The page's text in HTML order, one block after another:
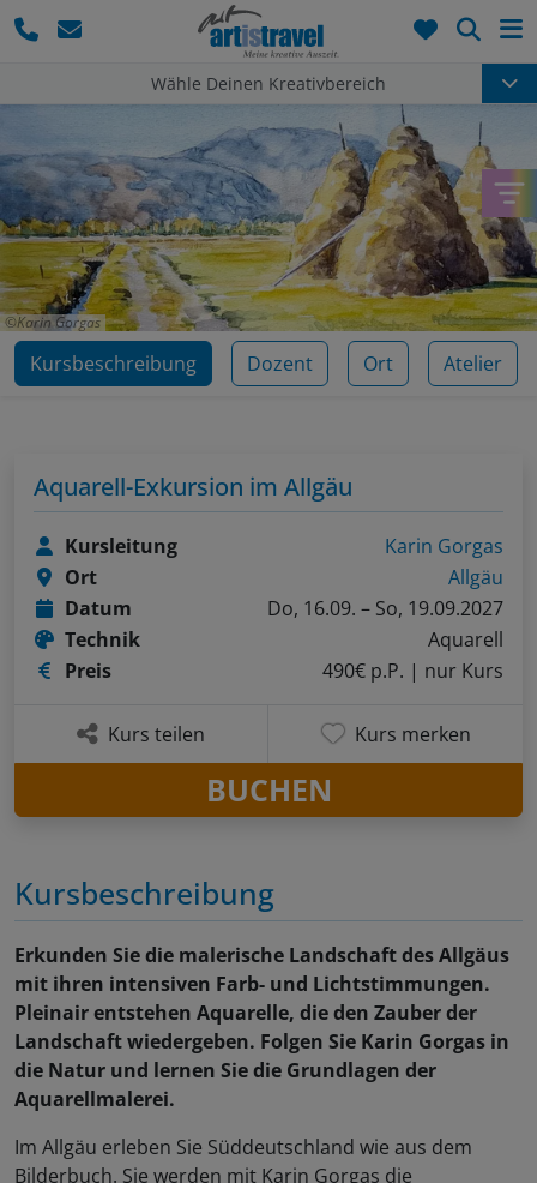
Wähle Deinen Kreativbereich
Karin Gorgas
Kursbeschreibung Dozent Ort Atelier
Kursbeschreibung
Erkunden Sie die malerische Landschaft des Allgäus
mit ihren intensiven Farb- und Lichtstimmungen.
Pleinair entstehen Aquarelle, die den Zauber der
Landschaft wiedergeben. Folgen Sie Karin Gorgas in
die Natur und lernen Sie die Grundlagen der
Aquarellmalerei.
Im Allgäu erleben Sie Süddeutschland wie aus dem
Bilderbuch. Sie werden mit Karin Gorgas die
Aquarell-Exkursion im Allgäu
Kursleitung
Karin Gorgas
Ort
Allgäu
Datum
Do, 16.09. – So, 19.09.2027
Technik
Aquarell
Preis
490€ p.P. | nur Kurs
Kurs teilen Kurs merken
BUCHEN